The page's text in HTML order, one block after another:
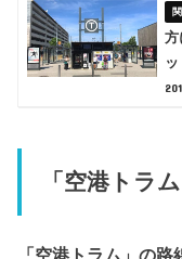
方
「空港トラ
「空港トラム」の路